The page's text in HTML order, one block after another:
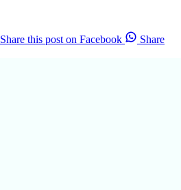
Share this post on Facebook
Share